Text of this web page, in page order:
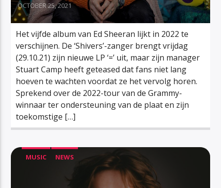
OCTOBER 25, 2021
Het vijfde album van Ed Sheeran lijkt in 2022 te
verschijnen. De ‘Shivers’-zanger brengt vrijdag
(29.10.21) zijn nieuwe LP ‘=’ uit, maar zijn manager
Stuart Camp heeft geteased dat fans niet lang
hoeven te wachten voordat ze het vervolg horen.
Sprekend over de 2022-tour van de Grammy-
winnaar ter ondersteuning van de plaat en zijn
toekomstige […]
MUSIC NEWS